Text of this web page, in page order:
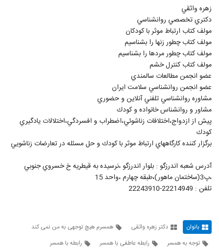
178
گاهی اوقات باید مدام تکرار کنیم
۲۳ بازدید
180
میخواد بره بزار بره
۱۸ بازدید
181
میخوام مادرشوهرم را عوض کنم
182
هیچ کس همیشگی نیست
۲۱ بازدید
به مادرشوهرم حسادت میکنم
زهره واثقي
دكتري تخصصي روانشناسي
مولف كتاب ارتباط موثر با كودكان
مولف کتاب چطور زنها را بشناسيم
مولف کتاب چطور مردها را بشناسيم
مولف کتاب کنترل خشم
عضو انجمن مطالعات سالمندي
عضو انجمن روانشناسي سلامت ايران
مشاوره روانشناسي تلفني آنلاين و حضوري
مشاور و روانشناس خانواده و كودك
پيش از ازدواج،اختلافات زناشوئي،اضطراب و افسردگي،اختلالات يادگيري
كودك
برگزار كننده كارگاههاي ارتباط موثر با كودك و حل مسئله در تعارضات زناشويي
آدرس شعبه اندرزگو : بلوار اندرزگو ،نرسيده به قيطريه خ خسروي جنوبي
،پ3(ساختمان ماهور)،طبقه چهارم ،واحد 15
تلفن : 22214949-22243910
بانوان دکتر زهره واثقی
همسرم هیچ توجهی به من نمی کند
توجه به همسر
رابطه عاطفی با همسر
رابطه با همسر